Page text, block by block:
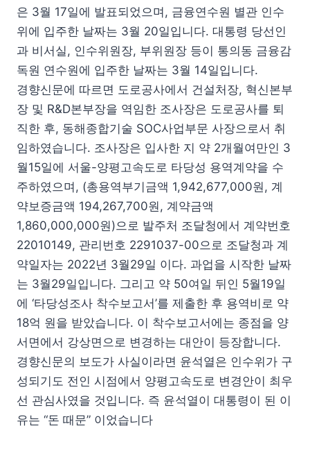
은 3월 17일에 발표되었으며, 금융연수원 별관 인수
위에 입주한 날짜는 3월 20일입니다. 대통령 당선인
과 비서실, 인수위원장, 부위원장 등이 통의동 금융감
독원 연수원에 입주한 날짜는 3월 14일입니다.
경향신문에 따르면 도로공사에서 건설처장, 혁신본부
장 및 R&D본부장을 역임한 조사장은 도로공사를 퇴
직한 후, 동해종합기술 SOC사업부문 사장으로서 취
임하였습니다. 조사장은 입사한 지 약 2개월여만인 3
월15일에 서울-양평고속도로 타당성 용역계약을 수
주하였으며, (총용역부기금액 1,942,677,000원, 계
약보증금액 194,267,700원, 계약금액
1,860,000,000원)으로 발주처 조달청에서 계약번호
22010149, 관리번호 2291037-00으로 조달청과 계
약일자는 2022년 3월29일 이다. 과업을 시작한 날짜
는 3월29일입니다. 그리고 약 50여일 뒤인 5월19일
에 ‘타당성조사 착수보고서’를 제출한 후 용역비로 약
18억 원을 받았습니다. 이 착수보고서에는 종점을 양
서면에서 강상면으로 변경하는 대안이 등장합니다.
경향신문의 보도가 사실이라면 윤석열은 인수위가 구
성되기도 전인 시점에서 양평고속도로 변경안이 최우
선 관심사였을 것입니다. 즉 윤석열이 대통령이 된 이
유는 “돈 때문” 이었습니다